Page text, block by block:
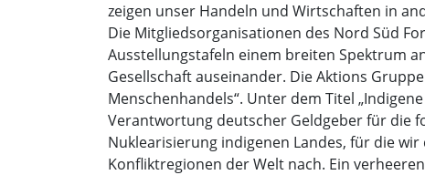
zeigen unser Handeln und Wirtschaften in
Die Mitgliedsorganisationen des Nord Süd
Ausstellungstafeln einem breiten Spektrum
Gesellschaft auseinander. Die Aktions
Menschenhandels“. Unter dem Titel
Verantwortung deutscher Geldgeber für die
Nuklearisierung indigenen Landes, für die
Konfliktregionen der Welt nach. Ein